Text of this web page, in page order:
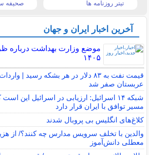
تیتر روزنامه ها صحیفه
آخرین اخبار ایران و جهان
موضع وزارت بهداشت درباره
۱۴۰۵
قیمت نفت به ۸۳ دلار در هر بشکه رسید |
عربستان صفر شد
شبکه ۱۴ اسرائیل: ارزیابی در اسرائیل این
مسیر توافق با ایران قرار دارد
کلاغ‌های انگلیس بی پروبال شدند
والدین با تخلف سرویس مدارس چه کنند؟/ از
معطلی دانش‌آموز